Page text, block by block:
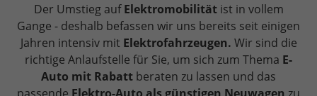
Der Umstieg aufElektromobilitätist in vollem
Gange - deshalb befassen wir uns bereits seit einigen
Jahren intensiv mit Elektrofahrzeugen. Wir sind die
richtige Anlaufstelle für Sie, um sich zum Thema E-
Auto mit Rabatt beraten zu lassen und das